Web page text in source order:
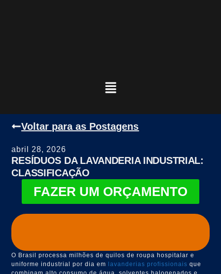
Voltar para as Postagens
abril 28, 2026
RESÍDUOS DA LAVANDERIA INDUSTRIAL:
CLASSIFICAÇÃO
FAZER UM ORÇAMENTO
O Brasil processa milhões de quilos de roupa hospitalar e
uniforme industrial por dia em
lavanderias profissionais que